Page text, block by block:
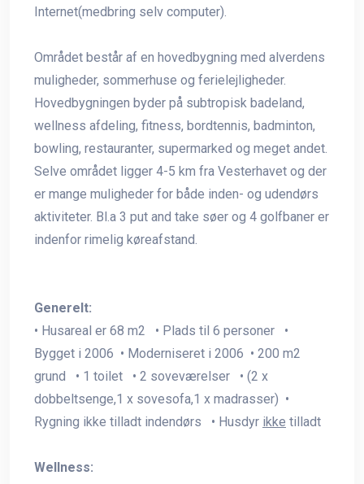
Internet(medbring selv computer).
Området består af en hovedbygning med alverdens
muligheder, sommerhuse og ferielejligheder.
Hovedbygningen byder på subtropisk badeland,
wellness afdeling, fitness, bordtennis, badminton,
bowling, restauranter, supermarked og meget andet.
Selve området ligger 4-5 km fra Vesterhavet og der
er mange muligheder for både inden- og udendørs
aktiviteter. Bl.a 3 put and take søer og 4 golfbaner er
indenfor rimelig køreafstand.
Generelt:
• Husareal er 68 m2 • Plads til 6 personer •
Bygget i 2006 • Moderniseret i 2006 • 200 m2
grund • 1 toilet • 2 soveværelser • (2 x
dobbeltsenge,1 x sovesofa,1 x madrasser) •
Rygning ikke tilladt indendørs • Husdyr ikke tilladt
Wellness: